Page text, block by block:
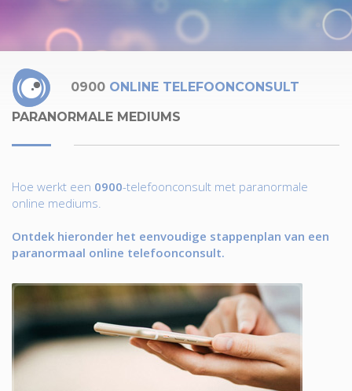
0900 ONLINE TELEFOONCONSULT
PARANORMALE MEDIUMS
Hoe werkt een 0900-telefoonconsult met paranormale
online mediums.
Ontdek hieronder het eenvoudige stappenplan van een
paranormaal online telefoonconsult.